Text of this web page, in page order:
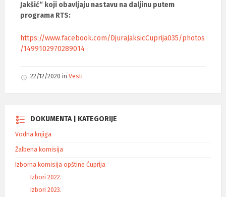
Jakšić“ koji obavljaju nastavu na daljinu putem
programa RTS:
https://www.facebook.com/DjuraJaksicCuprija035/photos
/1499102970289014
22/12/2020 in Vesti
DOKUMENTA | KATEGORIJE
Vodna knjiga
Žalbena komisija
Izborna komisija opštine Ćuprija
Izbori 2022.
Izbori 2023.